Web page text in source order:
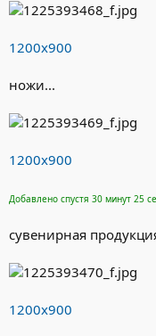
1200х900
ножи...
1200х900
Добавлено спустя 30 минут 25
сувенирная
1200х900